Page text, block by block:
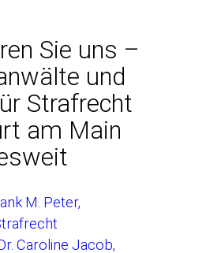
Sie uns –
und
Strafrecht
am Main
M. Peter,
Caroline Jacob,